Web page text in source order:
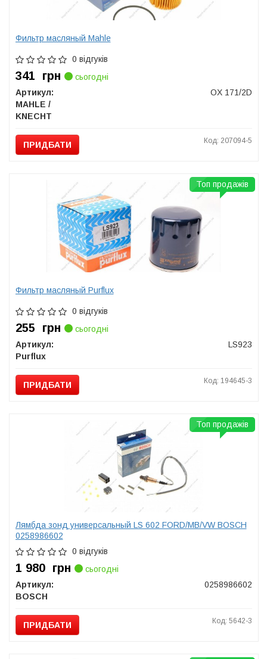
Фильтр масляный Mahle
0 відгуків
341 грн
сьогодні
Артикул:
OX 171/2D
MAHLE /
KNECHT
ПРИДБАТИ Код: 207094-5
Фильтр масляный Purflux
0 відгуків
255 грн
сьогодні
Артикул:
LS923
Purflux
ПРИДБАТИ Код: 194645-3
Топ продажів
Лямбда зонд универсальный LS 602 FORD/MB/VW BOSCH
0258986602
0 відгуків
1 980 грн
сьогодні
Артикул:
0258986602
BOSCH
ПРИДБАТИ Код: 5642-3
Топ продажів